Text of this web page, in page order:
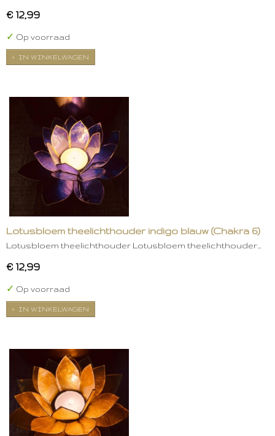
€ 12,99
✓ Op voorraad
IN WINKELWAGEN
Lotusbloem theelichthouder indigo blauw (Chakra 6)
Lotusbloem theelichthouder Lotusbloem theelichthouder…
€ 12,99
✓ Op voorraad
IN WINKELWAGEN